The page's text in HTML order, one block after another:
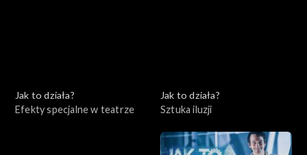
Jak to działa?
Efekty specjalne w teatrze
Jak to działa?
Sztuka iluzji